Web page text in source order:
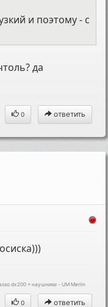
и поэтому - с
да
0 ответить
dx200 + наушники - UM Merlin
0 ответить